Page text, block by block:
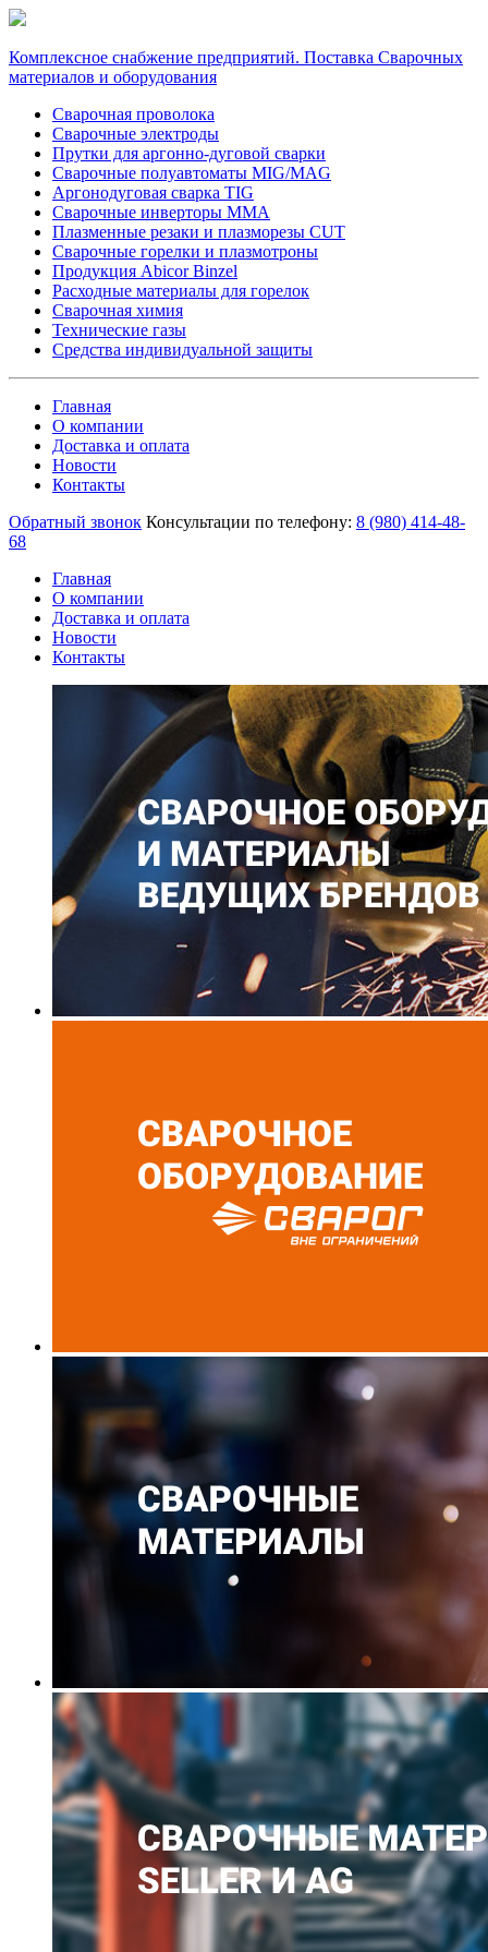
Комплексное снабжение предприятий. Поставка Сварочных
материалов и оборудования
Сварочная проволока
Сварочные электроды
Прутки для аргонно-дуговой сварки
Сварочные полуавтоматы MIG/MAG
Аргонодуговая сварка TIG
Сварочные инверторы MMA
Плазменные резаки и плазморезы CUT
Сварочные горелки и плазмотроны
Продукция Abicor Binzel
Расходные материалы для горелок
Сварочная химия
Технические газы
Средства индивидуальной защиты
Главная
О компании
Доставка и оплата
Новости
Контакты
Обратный звонок Консультации по телефону: 8 (980) 414-48-
68
Главная
О компании
Доставка и оплата
Новости
Контакты